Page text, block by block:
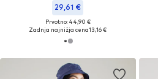
29,61 €
Prvotno: 44,90 €
Zadnja najnižja cena13,16 €